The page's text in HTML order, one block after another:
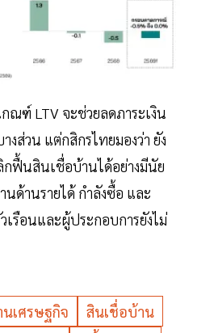
ณฑ์ LTV จะช่วยลดภาระเงิน
งส่วน แต่กสิกรไทยมองว่า ยัง
ฟื้นสินเชื่อบ้านได้อย่างมีนัย
านรายได้ กำลังซื้อ และ
รือนและผู้ประกอบการยังไม่
นเศรษฐกิจ
สินเชื่อบ้าน